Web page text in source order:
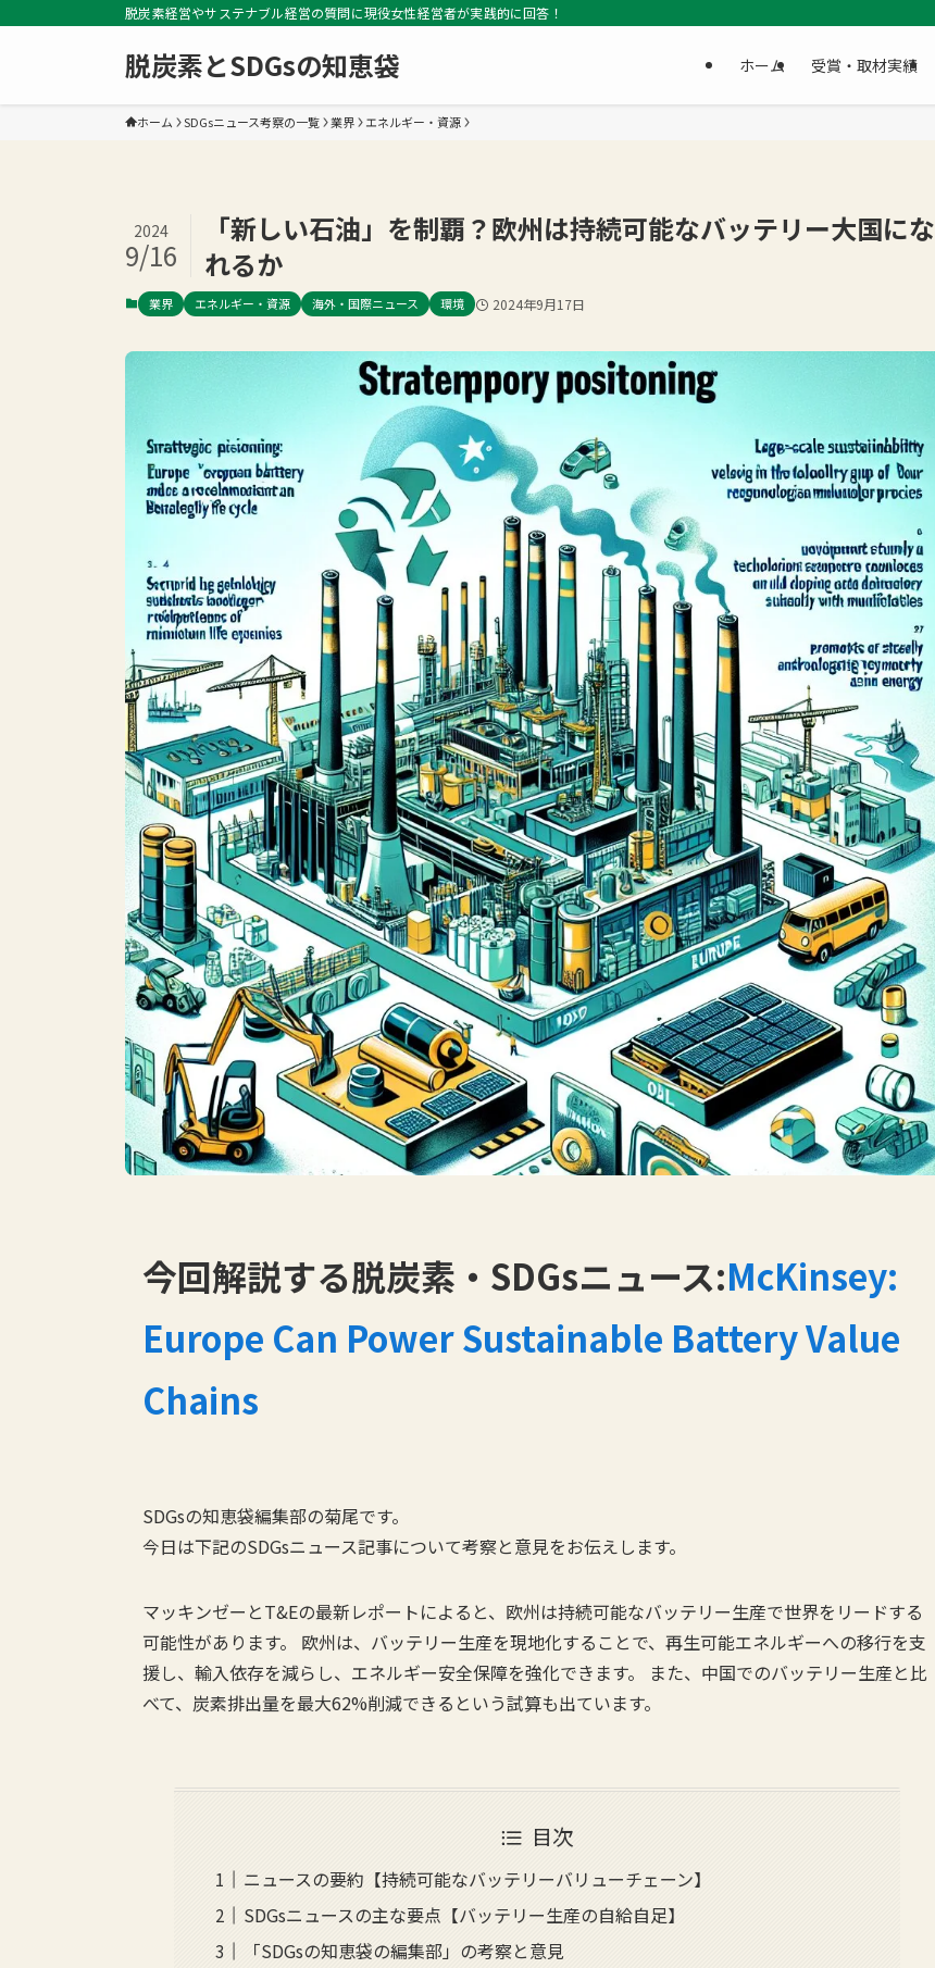
脱炭素経営やサステナブル経営の質問に現役女性経営者が実践的に回答！
脱炭素とSDGsの知恵袋 ホーム 受賞・取材実績
ホーム SDGsニュース考察の一覧 業界 エネルギー・資源
「新しい石油」を制覇？欧州は持続可能なバッテリー大国にな
れるか
2024
9/16
業界 エネルギー・資源 海外・国際ニュース 環境 2024年9月17日
今回解説する脱炭素・SDGsニュース:McKinsey:
Europe Can Power Sustainable Battery Value
Chains
SDGsの知恵袋編集部の菊尾です。
今日は下記のSDGsニュース記事について考察と意見をお伝えします。
マッキンゼーとT&Eの最新レポートによると、欧州は持続可能なバッテリー生産で世界をリードする
可能性があります。 欧州は、バッテリー生産を現地化することで、再生可能エネルギーへの移行を支
援し、輸入依存を減らし、エネルギー安全保障を強化できます。 また、中国でのバッテリー生産と比
べて、炭素排出量を最大62%削減できるという試算も出ています。
目次
ニュースの要約【持続可能なバッテリーバリューチェーン】
SDGsニュースの主な要点【バッテリー生産の自給自足】
「SDGsの知恵袋の編集部」の考察と意見